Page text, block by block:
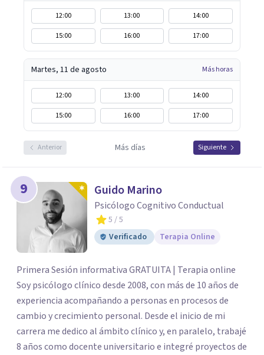
12:00 13:00
14:00
15:00
16:00 17:00
Martes, 11 de agosto Más horas
12:00 13:00
14:00
15:00
16:00 17:00
Anterior Más días Siguiente
9 Guido Marino
Psicólogo Cognitivo Conductual
5 / 5
Verificado
Terapia Online
Primera Sesión informativa GRATUITA | Terapia online
Soy psicólogo clínico desde 2008, con más de 10 años de
experiencia acompañando a personas en procesos de
cambio y crecimiento personal. Desde el inicio de mi
carrera me dedico al ámbito clínico y, en paralelo, trabajé
8 años como docente universitario e integré proyectos de